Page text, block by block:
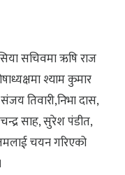
सचिवमा ऋषि राज
श्याम कुमार
तिवारी,निभा दास,
साह, सुरेश पंडीत,
चयन गरिएको